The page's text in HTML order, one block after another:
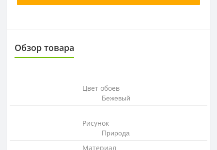
Обзор товара
Цвет обоев
Бежевый
Рисунок
Природа
Материал